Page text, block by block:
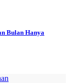
Bulan Hanya